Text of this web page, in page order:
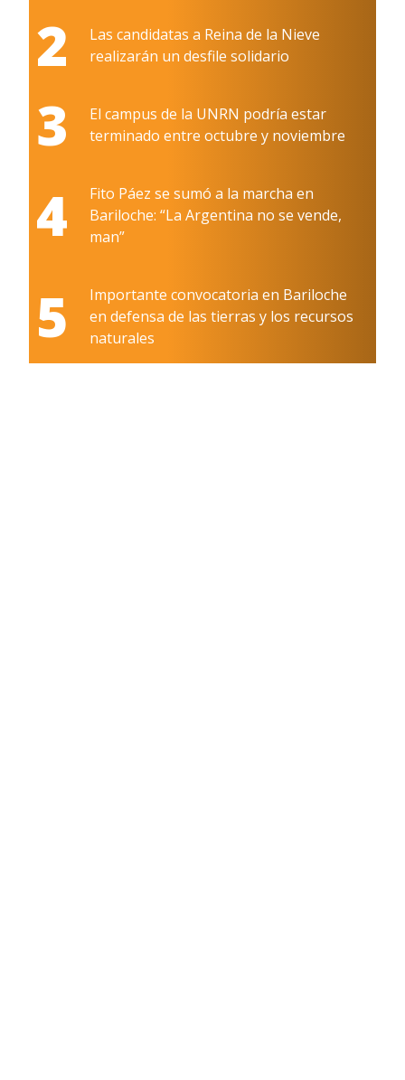
2
Las candidatas a Reina de la Nieve
realizarán un desfile solidario
3
El campus de la UNRN podría estar
terminado entre octubre y noviembre
4
Fito Páez se sumó a la marcha en
Bariloche: “La Argentina no se vende,
man”
5
Importante convocatoria en Bariloche
en defensa de las tierras y los recursos
naturales